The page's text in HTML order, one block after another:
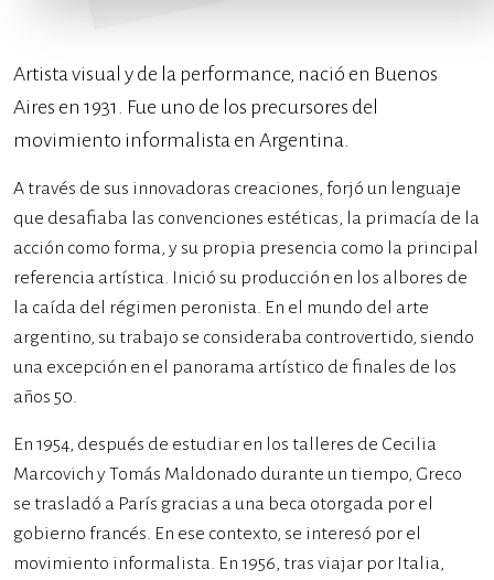
Artista visual y de la performance, nació en Buenos
Aires en 1931. Fue uno de los precursores del
movimiento informalista en Argentina.
A través de sus innovadoras creaciones, forjó un lenguaje
que desafiaba las convenciones estéticas, la primacía de la
acción como forma, y su propia presencia como la principal
referencia artística. Inició su producción en los albores de
la caída del régimen peronista. En el mundo del arte
argentino, su trabajo se consideraba controvertido, siendo
una excepción en el panorama artístico de finales de los
años 50.
En 1954, después de estudiar en los talleres de Cecilia
Marcovich y Tomás Maldonado durante un tiempo, Greco
se trasladó a París gracias a una beca otorgada por el
gobierno francés. En ese contexto, se interesó por el
movimiento informalista. En 1956, tras viajar por Italia,